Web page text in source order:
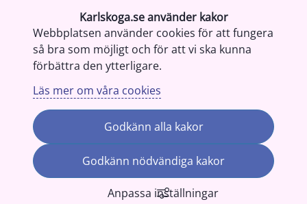
Karlskoga.se använder kakor
Webbplatsen använder cookies för att fungera
så bra som möjligt och för att vi ska kunna
förbättra den ytterligare.
Läs mer om våra cookies
Godkänn alla kakor
Godkänn nödvändiga kakor
Anpassa inställningar